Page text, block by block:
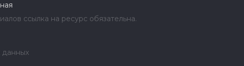
ссылка на ресурс обязательна.
данных